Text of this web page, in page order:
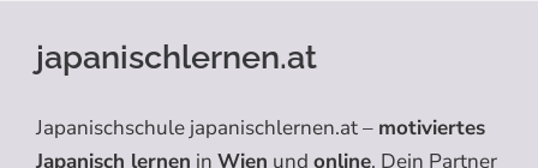
japanischlernen.at
Japanischschule japanischlernen.at – motiviertes
Japanisch lernen in Wien und online. Dein Partner